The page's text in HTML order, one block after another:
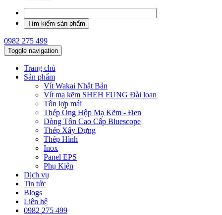
0982 275 499
Toggle navigation
Trang chủ
Sản phẩm
Vít Wakai Nhật Bản
Vít mạ kẽm SHEH FUNG Đài loan
Tôn lợp mái
Thép Ống Hộp Mạ Kẽm - Đen
Dòng Tôn Cao Cấp Bluescope
Thép Xây Dựng
Thép Hình
Inox
Panel EPS
Phụ Kiện
Dịch vụ
Tin tức
Blogs
Liên hệ
0982 275 499